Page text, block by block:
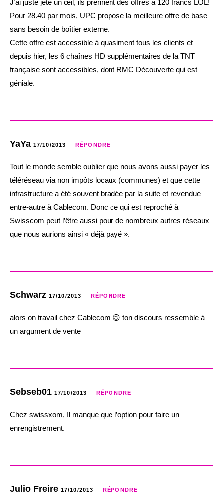
J’ai juste jeté un œil, ils prennent des offres à 120 francs LOL!
Pour 28.40 par mois, UPC propose la meilleure offre de base
sans besoin de boîtier externe.
Cette offre est accessible à quasiment tous les clients et
depuis hier, les 6 chaînes HD supplémentaires de la TNT
française sont accessibles, dont RMC Découverte qui est
géniale.
YaYa 17/10/2013 RÉPONDRE
Tout le monde semble oublier que nous avons aussi payer les
téléréseau via non impôts locaux (communes) et que cette
infrastructure a été souvent bradée par la suite et revendue
entre-autre à Cablecom. Donc ce qui est reproché à
Swisscom peut l’être aussi pour de nombreux autres réseaux
que nous aurions ainsi « déjà payé ».
Schwarz 17/10/2013 RÉPONDRE
alors on travail chez Cablecom 😉 ton discours ressemble à
un argument de vente
Sebseb01 17/10/2013 RÉPONDRE
Chez swissxom, Il manque que l’option pour faire un
enrengistrement.
Julio Freire 17/10/2013 RÉPONDRE